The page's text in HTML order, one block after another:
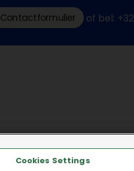
Contactformulier of bel:
Cookies Settings